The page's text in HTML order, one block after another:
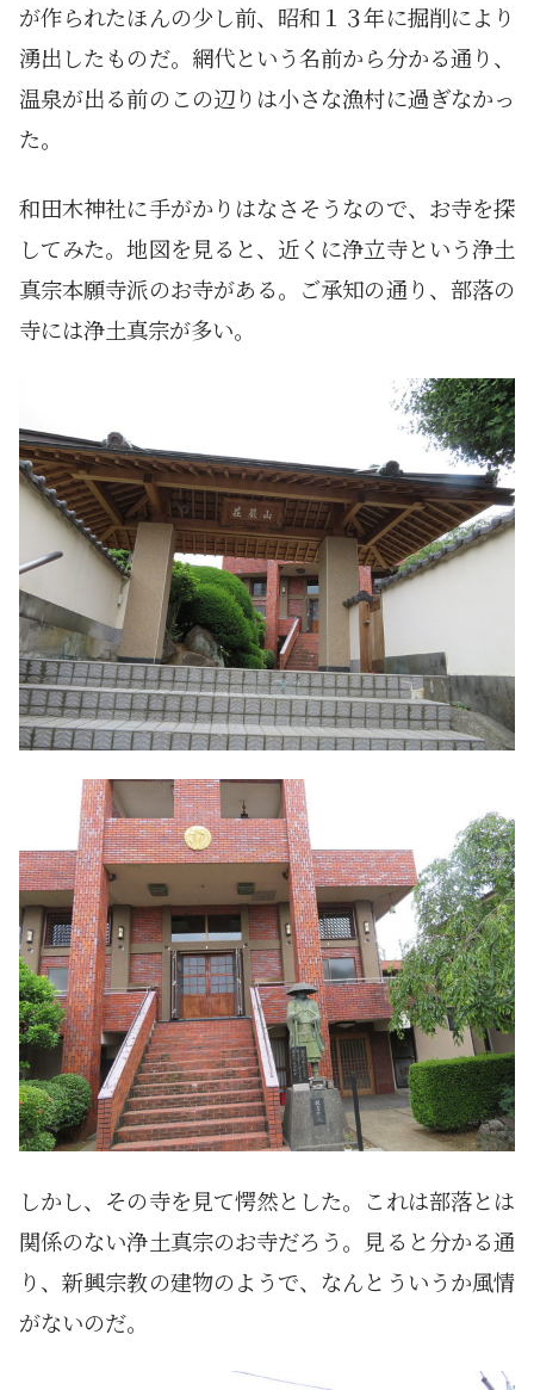
が作られたほんの少し前、昭和１３年に掘削により
湧出したものだ。網代という名前から分かる通り、
温泉が出る前のこの辺りは小さな漁村に過ぎなかっ
た。
和田木神社に手がかりはなさそうなので、お寺を探
してみた。地図を見ると、近くに浄立寺という浄土
真宗本願寺派のお寺がある。ご承知の通り、部落の
寺には浄土真宗が多い。
しかし、その寺を見て愕然とした。これは部落とは
関係のない浄土真宗のお寺だろう。見ると分かる通
り、新興宗教の建物のようで、なんとういうか風情
がないのだ。